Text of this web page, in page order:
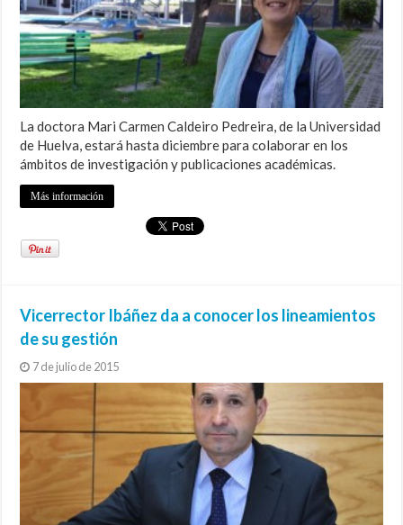
La doctora Mari Carmen Caldeiro Pedreira, de la Universidad
de Huelva, estará hasta diciembre para colaborar en los
ámbitos de investigación y publicaciones académicas.
Más información
Vicerrector Ibáñez da a conocer los lineamientos
de su gestión
7 de julio de 2015